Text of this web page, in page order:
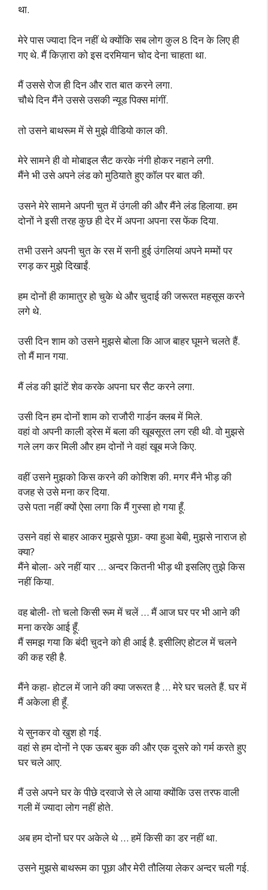
था.
मेरे पास ज्यादा दिन नहीं थे क्योंकि सब लोग कुल 8 दिन के लिए ही
गए थे. मैं किज़ारा को इस दरमियान चोद देना चाहता था.
मैं उससे रोज ही दिन और रात बात करने लगा.
चौथे दिन मैंने उससे उसकी न्यूड पिक्स मांगीं.
तो उसने बाथरूम में से मुझे वीडियो काल की.
मेरे सामने ही वो मोबाइल सैट करके नंगी होकर नहाने लगी.
मैंने भी उसे अपने लंड को मुठियाते हुए कॉल पर बात की.
उसने मेरे सामने अपनी चुत में उंगली की और मैंने लंड हिलाया. हम
दोनों ने इसी तरह कुछ ही देर में अपना अपना रस फेंक दिया.
तभी उसने अपनी चुत के रस में सनी हुई उंगलियां अपने मम्मों पर
रगड़ कर मुझे दिखाईं.
हम दोनों ही कामातुर हो चुके थे और चुदाई की जरूरत महसूस करने
लगे थे.
उसी दिन शाम को उसने मुझसे बोला कि आज बाहर घूमने चलते हैं.
तो मैं मान गया.
मैं लंड की झांटें शेव करके अपना घर सैट करने लगा.
उसी दिन हम दोनों शाम को राजौरी गार्डन क्लब में मिले.
वहां वो अपनी काली ड्रेस में बला की खूबसूरत लग रही थी. वो मुझसे
गले लग कर मिली और हम दोनों ने वहां खूब मजे किए.
वहीं उसने मुझको किस करने की कोशिश की. मगर मैंने भीड़ की
वजह से उसे मना कर दिया.
उसे पता नहीं क्यों ऐसा लगा कि मैं गुस्सा हो गया हूँ.
उसने वहां से बाहर आकर मुझसे पूछा- क्या हुआ बेबी, मुझसे नाराज हो
क्या?
मैंने बोला- अरे नहीं यार … अन्दर कितनी भीड़ थी इसलिए तुझे किस
नहीं किया.
वह बोली- तो चलो किसी रूम में चलें … मैं आज घर पर भी आने की
मना करके आई हूँ.
मैं समझ गया कि बंदी चुदने को ही आई है. इसीलिए होटल में चलने
की कह रही है.
मैंने कहा- होटल में जाने की क्या जरूरत है … मेरे घर चलते हैं. घर में
मैं अकेला ही हूँ.
ये सुनकर वो खुश हो गई.
वहां से हम दोनों ने एक ऊबर बुक की और एक दूसरे को गर्म करते हुए
घर चले आए.
मैं उसे अपने घर के पीछे दरवाजे से ले आया क्योंकि उस तरफ वाली
गली में ज्यादा लोग नहीं होते.
अब हम दोनों घर पर अकेले थे … हमें किसी का डर नहीं था.
उसने मुझसे बाथरूम का पूछा और मेरी तौलिया लेकर अन्दर चली गई.